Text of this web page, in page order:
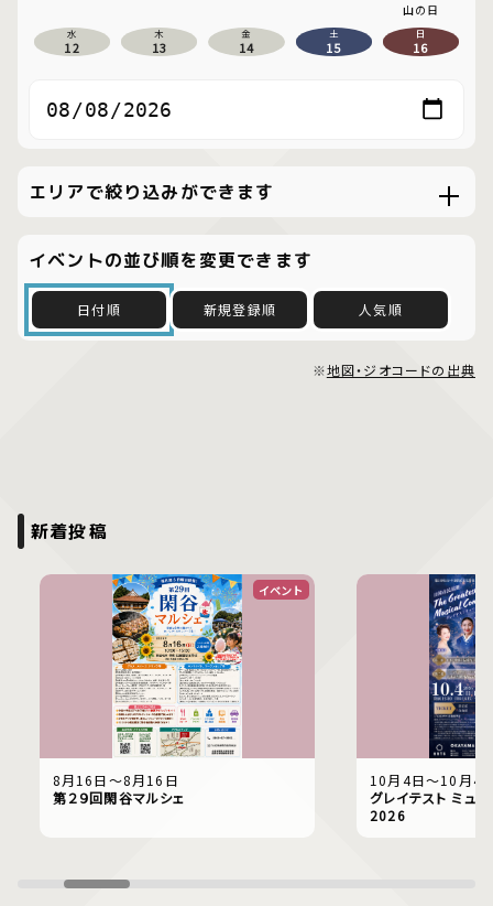
山の日
水
12
木
13
金
14
土
15
日
16
エリアで絞り込みができます
イベントの並び順を変更できます
日付順 新規登録順 人気順
※地図・ジオコードの出典
新着投稿
イベント
8月16日〜8月16日
第２９回閑谷マルシェ
10月4日〜10月4
グレイテスト ミュ
2026